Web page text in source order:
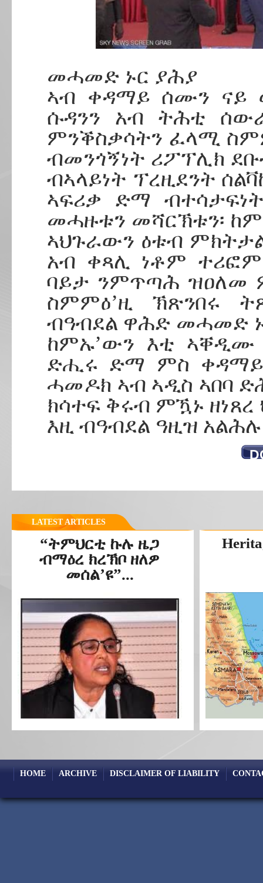
መሓመድ ኑር ያሕያ
ኣብ ቀዳማይ ሰሙን ናይ
ሱዳንን አብ ትሕቲ
ምንቕስቃሳትን ፈላሚ
ብመንጎኝነት ሪፖፕሊክ
ብኣላይነት ፕረዚደንት
ኣፍሪቃ ድማ
መሓዙቱን መሻርኽቱን፡
ኣህጉራውን ዕቱብ
አብ ቀጻሊ ነቶም
ባይታ ንምጥጣሕ ዝዐለመ
ስምምዕ’ዚ ኽጽንበሩ
ብዓብደል ዋሕድ መሓመድ
ከምኡ’ውን እቲ
ድሒሩ ድማ ምስ ቀዳማይ
ሓመዶክ ኣብ ኣዲስ ኣበባ
ክሳተፍ ቅሩብ ምዃኑ
እዚ ብዓብደል ዓዚዝ አልሕሉ
LATEST ARTICLES
“ትምህርቲ ኩሉ ዜጋ
ብማዕረ ክረኽቦ ዘለዎ
መሰል’ዩ”...
HOME ARCHIVE DISCLAIMER OF LIABILITY